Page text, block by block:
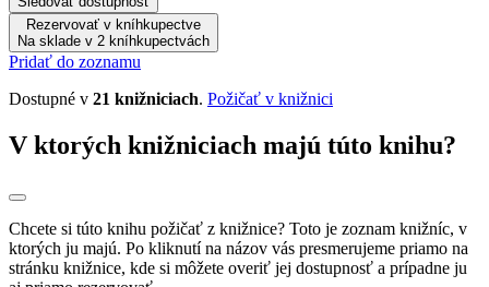
Rezervovať v kníhkupectve
Na sklade v 2 kníhkupectvách
Pridať do zoznamu
Dostupné v 21 knižniciach. Požičať v knižnici
V ktorých knižniciach majú túto knihu?
Chcete si túto knihu požičať z knižnice? Toto je zoznam knižníc, v
ktorých ju majú. Po kliknutí na názov vás presmerujeme priamo na
stránku knižnice, kde si môžete overiť jej dostupnosť a prípadne ju